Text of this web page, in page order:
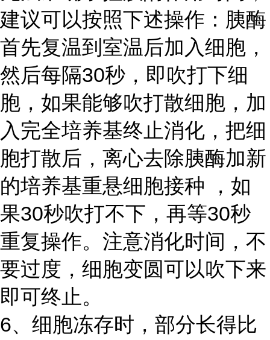
建议可以按照下述操作：胰酶
首先复温到室温后加入细胞，
然后每隔30秒，即吹打下细
胞，如果能够吹打散细胞，加
入完全培养基终止消化，把细
胞打散后，离心去除胰酶加新
的培养基重悬细胞接种 ，如
果30秒吹打不下，再等30秒
重复操作。注意消化时间，不
要过度，细胞变圆可以吹下来
即可终止。
6、细胞冻存时，部分长得比